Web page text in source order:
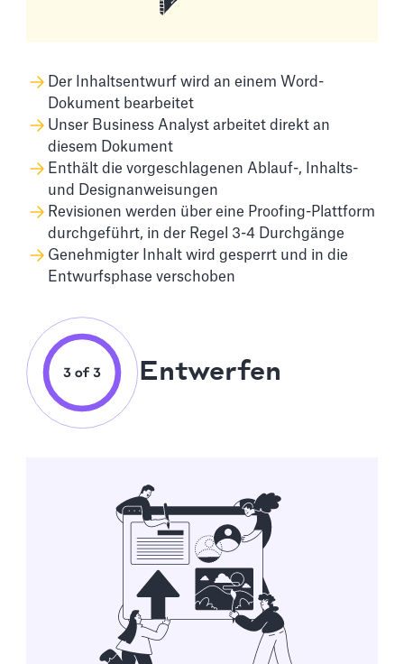
Der Inhaltsentwurf wird an einem Word-
Dokument bearbeitet
Unser Business Analyst arbeitet direkt an
diesem Dokument
Enthält die vorgeschlagenen Ablauf-, Inhalts-
und Designanweisungen
Revisionen werden über eine Proofing-Plattform
durchgeführt, in der Regel 3-4 Durchgänge
Genehmigter Inhalt wird gesperrt und in die
Entwurfsphase verschoben
Entwerfen